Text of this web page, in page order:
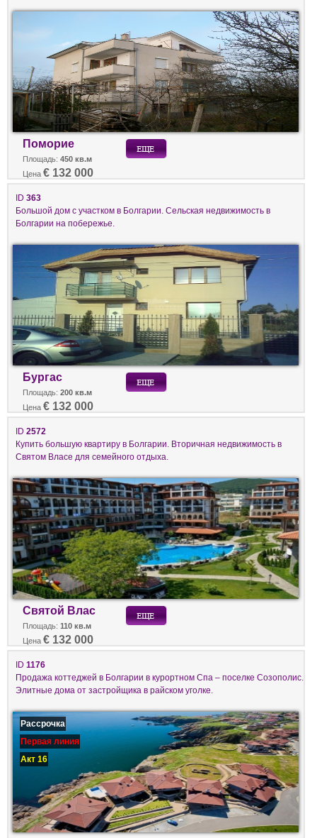
Поморие
Площадь: 450 кв.м
Цена € 132 000
ID 363
Большой дом с участком в Болгарии. Сельская недвижимость в
Болгарии на побережье.
Бургас
Площадь: 200 кв.м
Цена € 132 000
ID 2572
Купить большую квартиру в Болгарии. Вторичная недвижимость в
Святом Власе для семейного отдыха.
Святой Влас
Площадь: 110 кв.м
Цена € 132 000
ID 1176
Продажа коттеджей в Болгарии в курортном Спа – поселке Созополис.
Элитные дома от застройщика в райском уголке.
Рассрочка
Первая линия
Акт 16